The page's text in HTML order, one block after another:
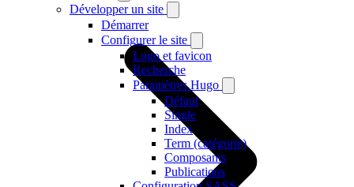
Développer un site
Démarrer
Configurer le site
Logo et favicon
Recherche
Paramètres Hugo
Défaut
Single
Index
Term (catégorie)
Composants
Publications